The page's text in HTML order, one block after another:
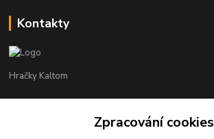
Kontakty
Hračky Kaltom
+420 777 538 008
Zpracování cookies